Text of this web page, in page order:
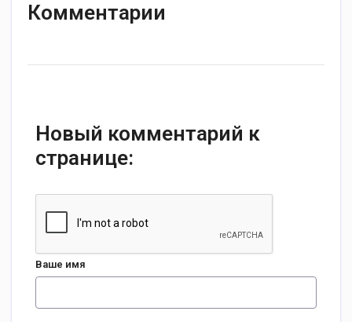
Комментарии
Новый комментарий к
странице:
Ваше имя